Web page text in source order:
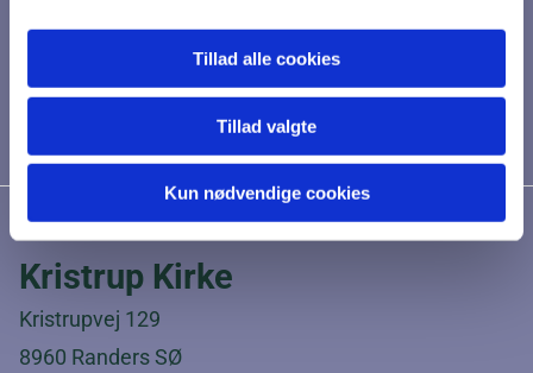
Tillad alle cookies
Tillad valgte
Kun nødvendige cookies
Kristrup Kirke
Kristrupvej 129
8960 Randers SØ